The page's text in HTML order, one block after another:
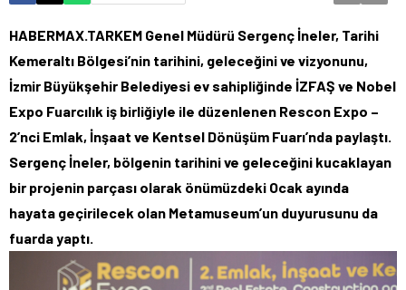
HABERMAX.TARKEM Genel Müdürü Sergenç İneler, Tarihi
Kemeraltı Bölgesi’nin tarihini, geleceğini ve vizyonunu,
İzmir Büyükşehir Belediyesi ev sahipliğinde İZFAŞ ve Nobel
Expo Fuarcılık iş birliğiyle ile düzenlenen Rescon Expo –
2’nci Emlak, İnşaat ve Kentsel Dönüşüm Fuarı’nda paylaştı.
Sergenç İneler, bölgenin tarihini ve geleceğini kucaklayan
bir projenin parçası olarak önümüzdeki Ocak ayında
hayata geçirilecek olan Metamuseum’un duyurusunu da
fuarda yaptı.